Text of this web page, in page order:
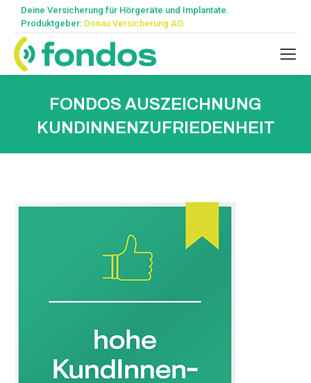
Deine Versicherung für Hörgeräte und Implantate.
Produktgeber: Donau Versicherung AG
FONDOS AUSZEICHNUNG
KUNDINNENZUFRIEDENHEIT